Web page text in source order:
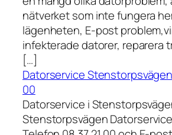
nätverket som inte fungera
lägenheten, E-post
infekterade datorer, reparera
[…]
Datorservice Stenstorpsvägen
00
Datorservice i
Stenstorpsvägen